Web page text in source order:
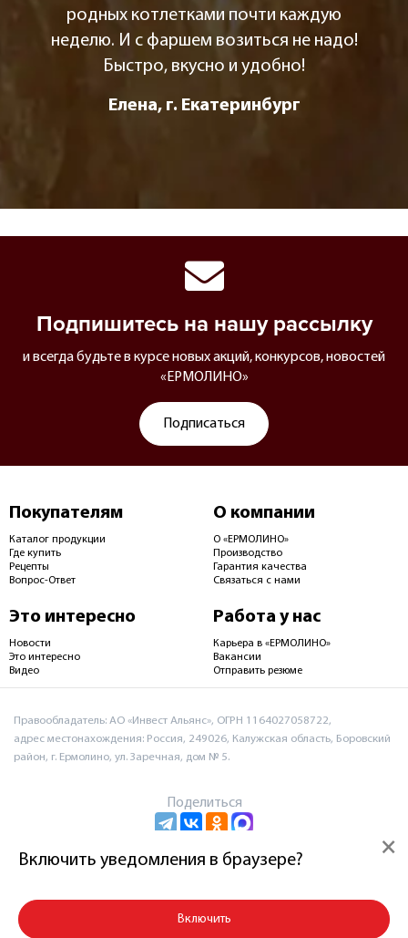
родных котлетками почти каждую
неделю. И с фаршем возиться не надо!
Быстро, вкусно и удобно!
Елена, г. Екатеринбург
Подпишитесь на нашу рассылку
и всегда будьте в курсе новых акций, конкурсов, новостей
«ЕРМОЛИНО»
Подписаться
Покупателям
Каталог продукции
Где купить
Рецепты
Вопрос-Ответ
О компании
О «ЕРМОЛИНО»
Производство
Гарантия качества
Связаться с нами
Это интересно
Новости
Это интересно
Видео
Работа у нас
Карьера в «ЕРМОЛИНО»
Вакансии
Отправить резюме
Правообладатель: АО «Инвест Альянс», ОГРН 1164027058722,
адрес местонахождения: Россия, 249026, Калужская область, Боровский
район, г. Ермолино, ул. Заречная, дом № 5.
Поделиться
Пользовательское соглашение и политика
×
Включить уведомления в браузере?
Включить